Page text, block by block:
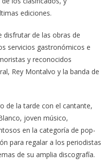
ediciones.
disfrutar de las obras de
servicios gastronómicos e
y reconocidos
Rey Montalvo y la banda de
de la tarde con el cantante,
joven músico,
en la categoría de pop-
para regalar a los periodistas
de su amplia discografía.